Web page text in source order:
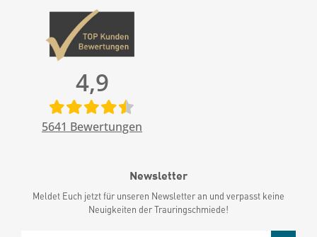
4,9
5641 Bewertungen
Newsletter
Meldet Euch jetzt für unseren Newsletter an und verpasst keine
Neuigkeiten der Trauringschmiede!